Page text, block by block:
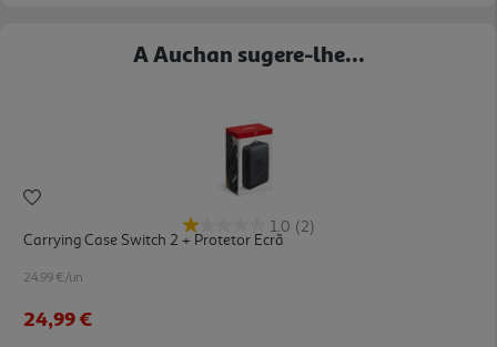
A Auchan sugere-lhe...
1.0 (2)
Carrying Case Switch 2 + Protetor Ecrã
24.99 €/un
24,99 €